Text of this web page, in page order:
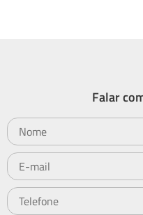
Falar